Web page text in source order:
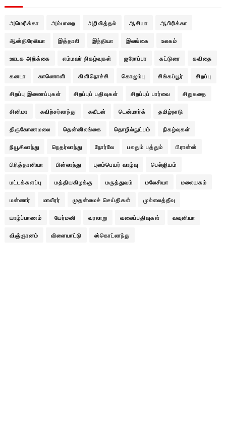
அமெரிக்கா அம்பாறை அறிவித்தல் ஆசியா ஆபிரிக்கா
ஆஸ்திரேலியா இத்தாலி இந்தியா இலங்கை உலகம்
ஊடக அறிக்கை எம்மவர் நிகழ்வுகள் ஐரோப்பா கட்டுரை கவிதை
கனடா காணொளி கிளிநொச்சி கொழும்பு சிங்கப்பூர் சிறப்பு
சிறப்பு இணைப்புகள் சிறப்புப் பதிவுகள் சிறப்புப் பார்வை சிறுகதை
சினிமா சுவிற்சர்லாந்து சுவீடன் டென்மார்க் தமிழ்நாடு
திருகோணமலை தென்னிலங்கை தொழில்நுட்பம் நிகழ்வுகள்
நியூசிலாந்து நெதர்லாந்து நோர்வே பலதும் பத்தும் பிரான்ஸ்
பிரித்தானியா பின்லாந்து புலம்பெயர் வாழ்வு பெல்ஜியம்
மட்டக்களப்பு மத்தியகிழக்கு மருத்துவம் மலேசியா மலையகம்
மன்னார் மாவீரர் முதன்மைச் செய்திகள் முல்லைத்தீவு
யாழ்ப்பாணம் யேர்மனி வரலாறு வலைப்பதிவுகள் வவுனியா
விஞ்ஞானம் விளையாட்டு ஸ்கொட்லாந்து